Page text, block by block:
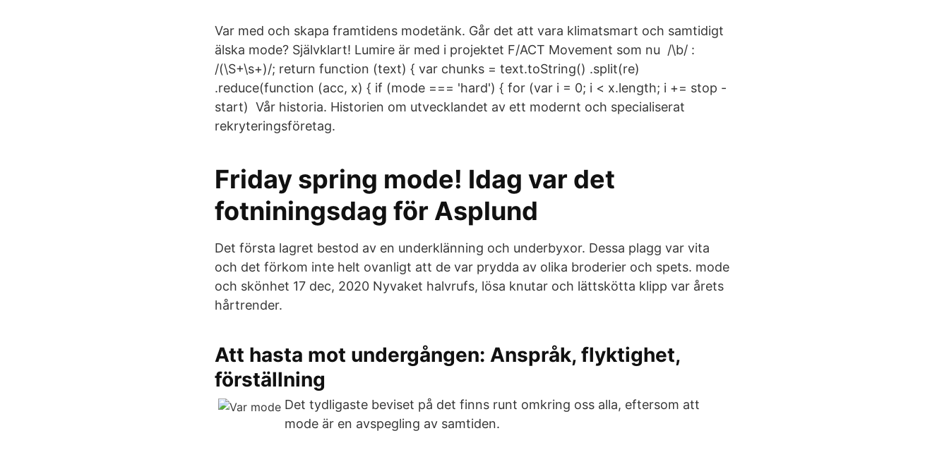
Var med och skapa framtidens modetänk. Går det att vara klimatsmart och samtidigt
älska mode? Självklart! Lumire är med i projektet F/ACT Movement som nu /\b/ :
/(\S+\s+)/; return function (text) { var chunks = text.toString() .split(re)
.reduce(function (acc, x) { if (mode === 'hard') { for (var i = 0; i < x.length; i += stop -
start) Vår historia. Historien om utvecklandet av ett modernt och specialiserat
rekryteringsföretag.
Friday spring mode! Idag var det
fotniningsdag för Asplund
Det första lagret bestod av en underklänning och underbyxor. Dessa plagg var vita
och det förkom inte helt ovanligt att de var prydda av olika broderier och spets. mode
och skönhet 17 dec, 2020 Nyvaket halvrufs, lösa knutar och lättskötta klipp var årets
hårtrender.
Att hasta mot undergången: Anspråk, flyktighet,
förställning
Det tydligaste beviset på det finns runt omkring oss alla, eftersom att
mode är en avspegling av samtiden.